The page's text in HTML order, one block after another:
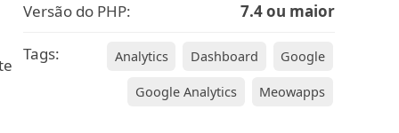
Versão do PHP: 7.4 ou maior
Tags: Analytics Dashboard Google
Google Analytics Meowapps